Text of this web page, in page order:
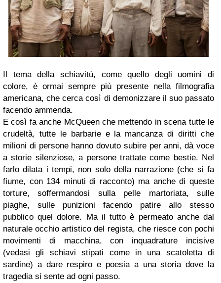
Il tema della schiavitù, come quello degli uomini di
colore, è ormai sempre più presente nella filmografia
americana, che cerca così di demonizzare il suo passato
facendo ammenda.
E così fa anche McQueen che mettendo in scena tutte le
crudeltà, tutte le barbarie e la mancanza di diritti che
milioni di persone hanno dovuto subire per anni, dà voce
a storie silenziose, a persone trattate come bestie. Nel
farlo dilata i tempi, non solo della narrazione (che si fa
fiume, con 134 minuti di racconto) ma anche di queste
torture, soffermandosi sulla pelle martoriata, sulle
piaghe, sulle punizioni facendo patire allo stesso
pubblico quel dolore. Ma il tutto è permeato anche dal
naturale occhio artistico del regista, che riesce con pochi
movimenti di macchina, con inquadrature incisive
(vedasi gli schiavi stipati come in una scatoletta di
sardine) a dare respiro e poesia a una storia dove la
tragedia si sente ad ogni passo.